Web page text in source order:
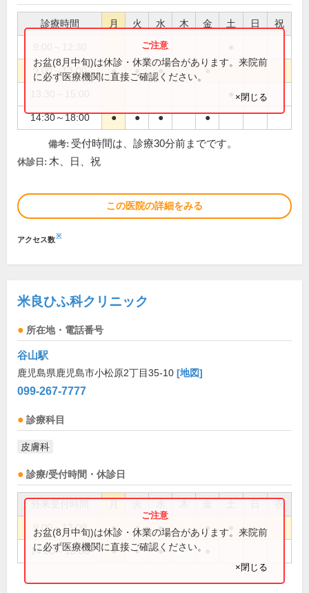
診療時間 月 火 水 木 金 土 日 祝
9:00～13:00 ● ● ● ●
14:30～18:00 ● ● ● ●
お盆(8月中旬)は休診・休業の場合があります。来院前
に必ず医療機関に直接ご確認ください。
×閉じる
備考: 受付時間は、診療30分前までです。
休診日: 木、日、祝
この医院の詳細をみる
アクセス数※
米良ひふ科クリニック
所在地・電話番号
谷山駅
鹿児島県鹿児島市小松原2丁目35-10 [地図]
099-267-7777
診療科目
皮膚科
診療/受付時間・休診日
祝
9:00～13:00 ● ● ● ●
14:00～18:00 ● ● ●
お盆(8月中旬)は休診・休業の場合があります。来院前
に必ず医療機関に直接ご確認ください。
×閉じる